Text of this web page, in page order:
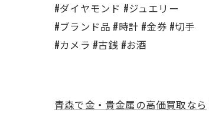
#ダイヤモンド #ジュエリー
#ブランド品 #時計 #金券 #切手
#カメラ #古銭 #お酒
青森で金・貴金属の高価買取なら